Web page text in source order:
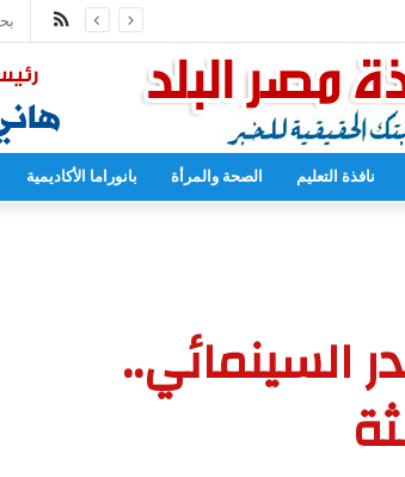
المقبل
ملخص
الموقع
RSS
نافذة التعليم الصحة والمرأة بانوراما الأكاديمية
السينمائي..